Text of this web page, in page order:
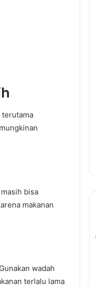
terutama
bisa
makanan
wadah
terlalu lama